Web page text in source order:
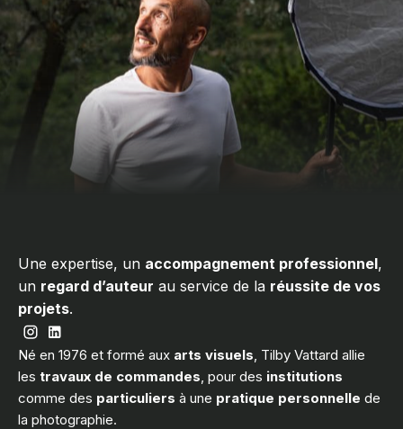
Une expertise, un accompagnement professionnel,
un regard d’auteur au service de la réussite de vos
projets.
Né en 1976 et formé aux arts visuels, Tilby Vattard allie
les travaux de commandes, pour des institutions
comme des particuliers à une pratique personnelle de
la photographie.